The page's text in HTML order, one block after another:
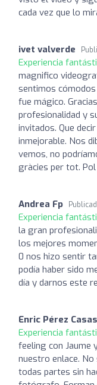
cada vez que lo
ivet valverde
Experiencia
magnifico
sentimos
fue mágico.
profesionalidad y
invitados. Que
inmejorable. Nos
vemos, no
gràcies per tot.
Andrea Fp
Experiencia
la gran
los mejores
0 nos hizo sentir
podía haber sido
día y darnos este
Enric Pérez Casas
Experiencia
feeling con Jaume
nuestro enlace.
todas partes sin